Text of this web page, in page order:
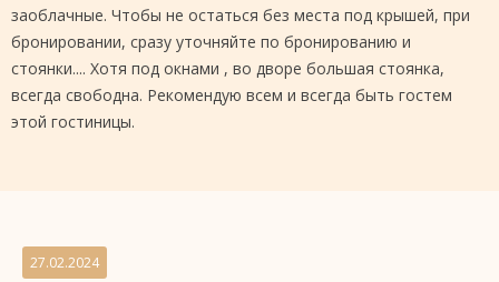
заоблачные. Чтобы не остаться без места под крышей, при
бронировании, сразу уточняйте по бронированию и
стоянки.... Хотя под окнами , во дворе большая стоянка,
всегда свободна. Рекомендую всем и всегда быть гостем
этой гостиницы.
27.02.2024